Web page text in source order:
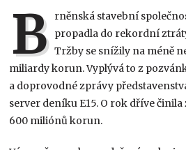
B rněnská stavební
propadla do rekordní
Tržby se snížily na méně
miliardy korun. Vyplývá to z
a doprovodné zprávy
server deníku E15. O rok dříve
600 miliónů korun.